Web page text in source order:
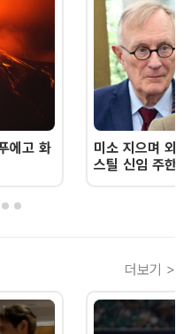
에고 화
미소 지으며 외
스틸 신임 주한
더보기 >